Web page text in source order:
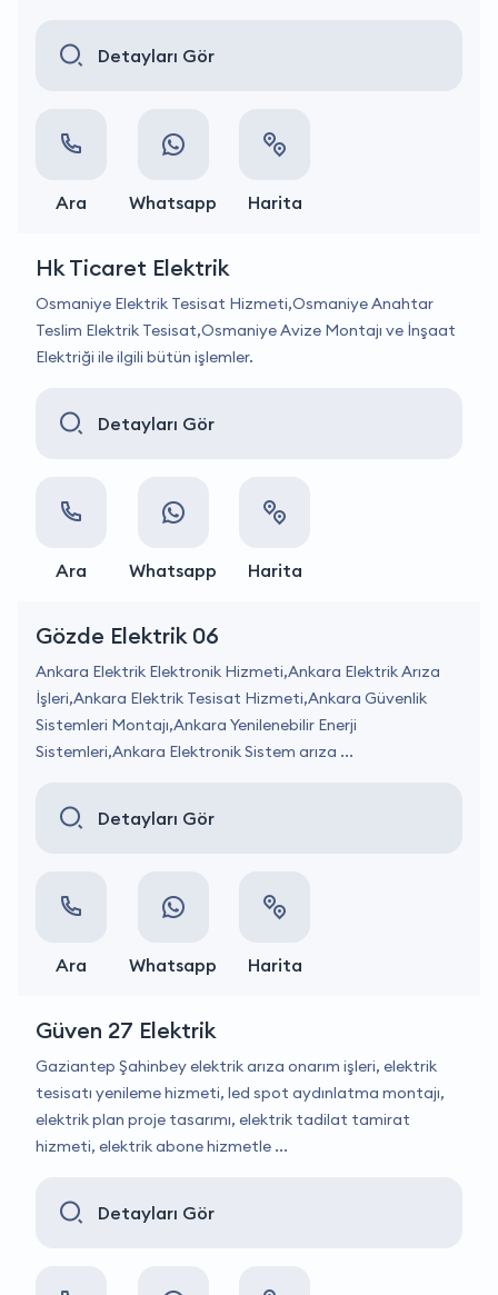
Detayları Gör
Ara Whatsapp Harita
Hk Ticaret Elektrik
Osmaniye Elektrik Tesisat Hizmeti,Osmaniye Anahtar
Teslim Elektrik Tesisat,Osmaniye Avize Montajı ve İnşaat
Elektriği ile ilgili bütün işlemler.
Detayları Gör
Ara Whatsapp Harita
Gözde Elektrik 06
Ankara Elektrik Elektronik Hizmeti,Ankara Elektrik Arıza
İşleri,Ankara Elektrik Tesisat Hizmeti,Ankara Güvenlik
Sistemleri Montajı,Ankara Yenilenebilir Enerji
Sistemleri,Ankara Elektronik Sistem arıza ...
Detayları Gör
Ara Whatsapp Harita
Güven 27 Elektrik
Gaziantep Şahinbey elektrik arıza onarım işleri, elektrik
tesisatı yenileme hizmeti, led spot aydınlatma montajı,
elektrik plan proje tasarımı, elektrik tadilat tamirat
hizmeti, elektrik abone hizmetle ...
Detayları Gör